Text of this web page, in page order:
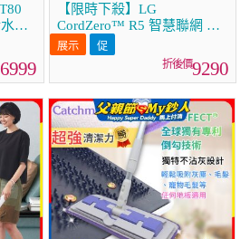
洗
壓
【限時下殺】LG
CordZero™ R5 智慧聯網 變
頻濕拖掃地機器人 R5-
PROPLUS1
9290